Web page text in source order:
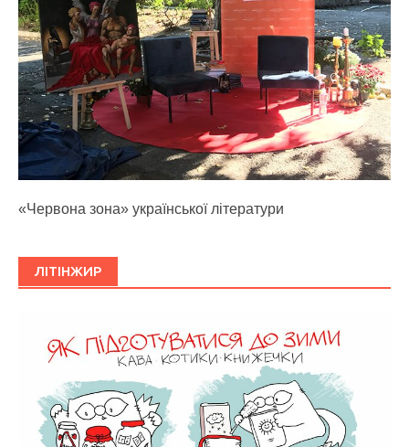
«Червона зона» української літератури
ЛІТІНЖИР